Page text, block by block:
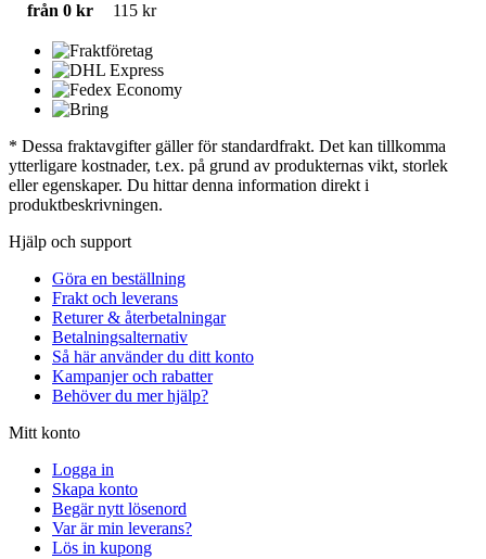
från 0 kr
115 kr
* Dessa fraktavgifter gäller för standardfrakt. Det kan tillkomma
ytterligare kostnader, t.ex. på grund av produkternas vikt, storlek
eller egenskaper. Du hittar denna information direkt i
produktbeskrivningen.
Hjälp och support
Göra en beställning
Frakt och leverans
Returer & återbetalningar
Betalningsalternativ
Så här använder du ditt konto
Kampanjer och rabatter
Behöver du mer hjälp?
Mitt konto
Logga in
Skapa konto
Begär nytt lösenord
Var är min leverans?
Lös in kupong